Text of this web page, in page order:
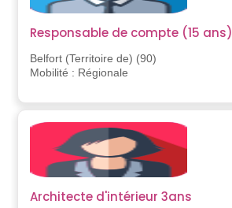
Responsable de compte (15 ans)
Belfort (Territoire de) (90)
Mobilité : Régionale
Architecte d'intérieur 3ans